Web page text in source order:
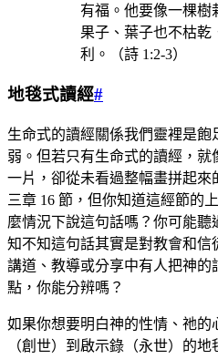
有福。他要像一棵樹
果子、葉子也不枯乾
利。（詩 1:2-3）
地毯式讀經#
生命式的讀經關係我們靈裡是
弱。但若只有生命式的讀經，
一片，卻從未看過整幅畫拼起
三章 16 節，但你知道這經節的
麼情況下說這句話嗎？你可能
知不知這句話其實是對教會和信
講道、教導或分享中有人把神
點，你能分辨嗎？
如果你想要明白神的性情、祂
（創世）到啟示錄（永世）的